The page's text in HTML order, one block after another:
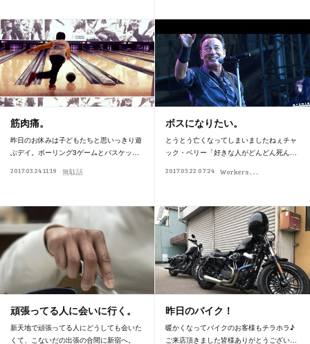
筋肉痛。
昨日のお休みは子どもたちと思いっきり遊
ぶデイ。ボーリング3ゲームとバスケッ…
2017.03.24 11:19
無駄話
ボスになりたい。
とうとう亡くなってしまいましたねぇチャ
ック・ベリー「好きな人がどんどん死ん…
2017.03.22 07:24
W
orkersはっとした。
頑張ってる人に会いに行く。
新天地で頑張ってる人にどうしても会いた
くて、こないだの出張の合間に新宿へ。
昨日のバイク！
暖かくなってバイクのお客様もチラホラ♪
ご来店頂きました皆様ありがとうござい…